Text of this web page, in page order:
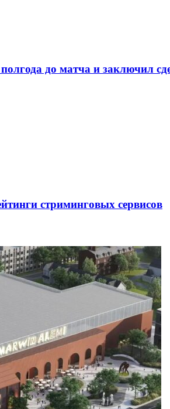
до матча и заключил
стриминговых сервисов